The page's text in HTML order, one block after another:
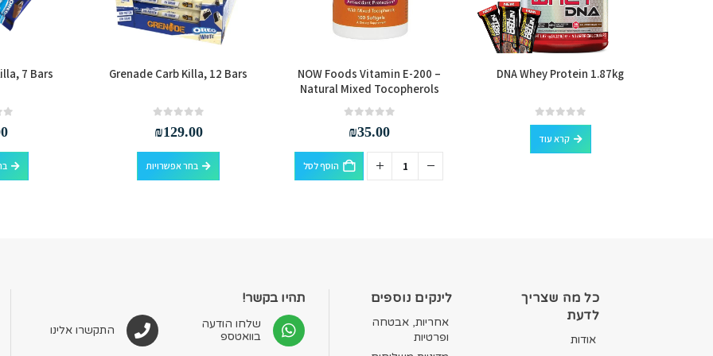
DNA Whey Protein 1.87kg
0
out of 5
קרא עוד
NOW Foods Vitamin E-200 –
Natural Mixed Tocopherols
₪35.00
הוסף לסל
Grenade Carb Killa, 12 Bars
₪129.00
בחר אפשרויות
למוצר זה יש מספר סוגים. ניתן לבחור את האפשרויות בעמוד המוצר
7 Bars
כל מה שצריך
לדעת
אודות
לינקים נוספים
אחריות, אבטחה
ופרטיות
תהיו בקשר!
שלחו הודעה
בוואטספ
התקשרו אלינו